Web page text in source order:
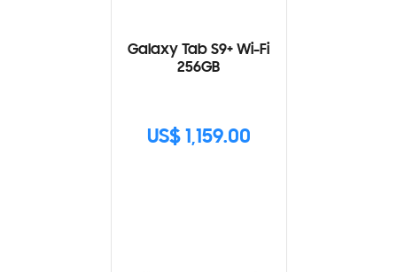
Galaxy Tab S9+ Wi-Fi
256GB
US$ 1,159.00